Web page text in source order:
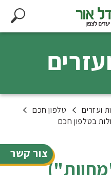
צור קשר
ועזרים
טלפון חכם
בטלפון חכם